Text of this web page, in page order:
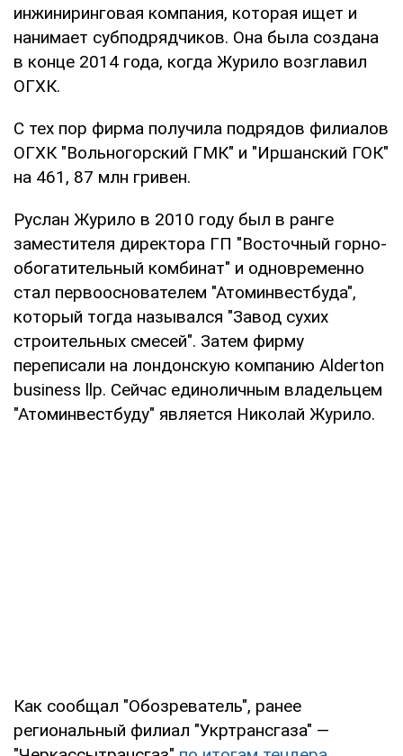
инжиниринговая компания, которая ищет и
нанимает субподрядчиков. Она была создана
в конце 2014 года, когда Журило возглавил
ОГХК.
С тех пор фирма получила подрядов филиалов
ОГХК "Вольногорский ГМК" и "Иршанский ГОК"
на 461, 87 млн гривен.
Руслан Журило в 2010 году был в ранге
заместителя директора ГП "Восточный горно-
обогатительный комбинат" и одновременно
стал первооснователем "Атоминвестбуда",
который тогда назывался "Завод сухих
строительных смесей". Затем фирму
переписали на лондонскую компанию Аlderton
business llp. Сейчас единоличным владельцем
"Атоминвестбуду" является Николай Журило.
Как сообщал "Обозреватель", ранее
региональный филиал "Укртрансгаза" —